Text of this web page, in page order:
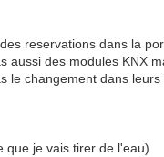
reservations dans la
des modules KNX
le changement dans leurs
que je vais tirer de l'eau)